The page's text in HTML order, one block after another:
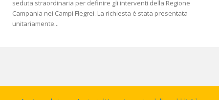
seduta straordinaria per definire gli interventi della Regione
Campania nei Campi Flegrei. La richiesta è stata presentata
unitariamente...